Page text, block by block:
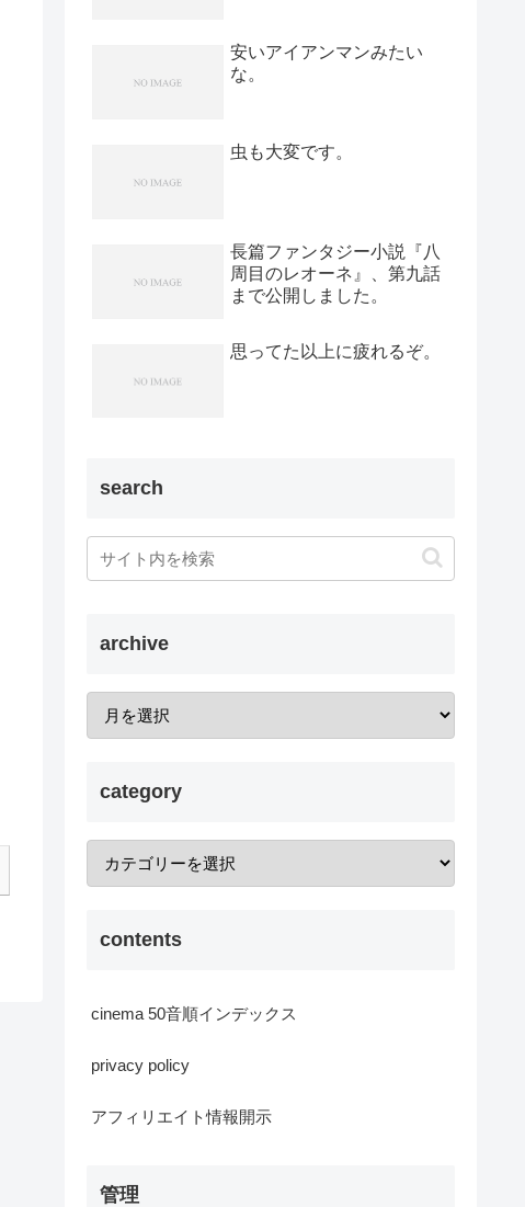
安いアイアンマンみたい
な。
虫も大変です。
長篇ファンタジー小説『八
周目のレオーネ』、第九話
まで公開しました。
思ってた以上に疲れるぞ。
search
archive
category
contents
cinema 50音順インデックス
privacy policy
アフィリエイト情報開示
管理